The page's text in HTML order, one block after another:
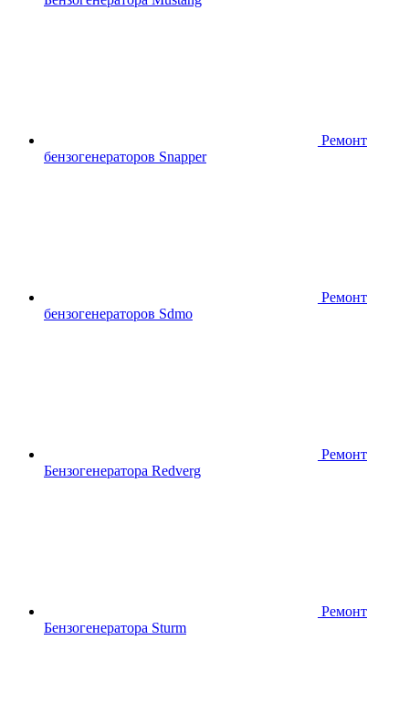
Ремонт
бензогенераторов Snapper
Ремонт
бензогенераторов Sdmo
Ремонт
Бензогенератора Redverg
Ремонт
Бензогенератора Sturm